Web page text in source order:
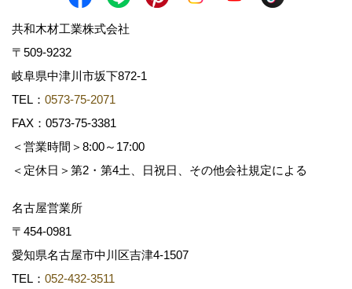
共和木材工業株式会社
〒509-9232
岐阜県中津川市坂下872‐1
TEL： 0573-75-2071
FAX：0573-75-3381
＜営業時間＞8:00～17:00
＜定休日＞第2・第4土、日祝日、その他会社規定による
名古屋営業所
〒454-0981
愛知県名古屋市中川区吉津4-1507
TEL： 052-432-3511